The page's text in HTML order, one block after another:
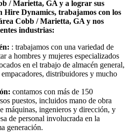
/ Marietta, GA y a lograr sus
Hire Dynamics, trabajamos con los
Cobb / Marietta, GA y nos
industrias:
: trabajamos con una variedad de
a hombres y mujeres especializados
en el trabajo de almacén general,
distribuidores y mucho
contamos con más de 150
puestos, incluidos mano de obra
máquinas, ingenieros y dirección, y
de personal involucrada en la
generación.